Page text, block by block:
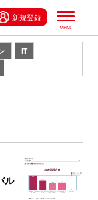
新規登録
IT
ル